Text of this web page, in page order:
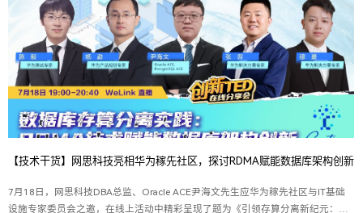
【技术干货】网思科技亮相华为稼先社区，探讨RDMA赋能数据库架构创新
7月18日，网思科技DBA总监、Oracle ACE尹海文先生应华为稼先社区与IT基础
设施专家委员会之邀，在线上活动中精彩呈现了题为《引领存算分离新纪元：